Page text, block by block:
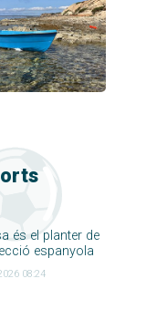
és el planter de
espanyola
08:24